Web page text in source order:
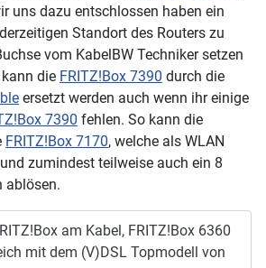
uns dazu entschlossen haben ein
Standort des Routers zu
vom KabelBW Techniker setzen
die FRITZ!Box 7390 durch die
ersetzt werden auch wenn ihr einige
7390 fehlen. So kann die
FRITZ!Box 7170, welche als WLAN
zumindest teilweise auch ein 8
ablösen.
am Kabel, FRITZ!Box 6360
mit dem (V)DSL Topmodell von